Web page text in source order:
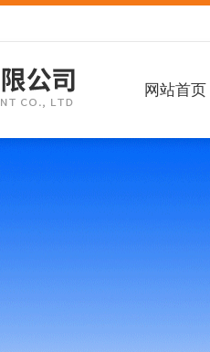
网站首页